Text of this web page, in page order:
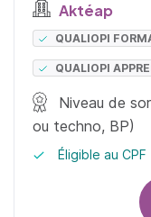
Aktéap
QUALIOPI
QUALIOPI
Niveau de
ou techno, BP)
Éligible au CPF